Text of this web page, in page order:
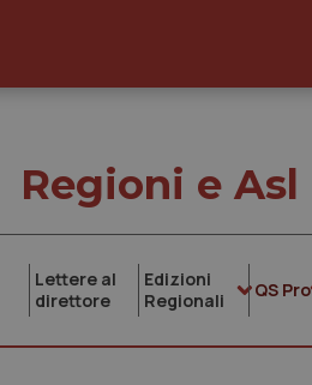
Regioni e Asl
Lettere al
direttore
Edizioni
Regionali
QS Pro